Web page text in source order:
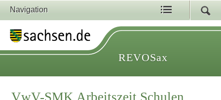
Navigation
REVOSax